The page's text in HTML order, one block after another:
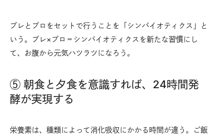
プレとプロをセットで行うことを「シンバイオティクス」と
いう。プレ×プロ＝シンバイオティクスを新たな習慣にし
て、お腹から元気ハツラツになろう。
⑤ 朝食と夕食を意識すれば、 24時間発
酵が実現する
栄養素は、種類によって消化吸収にかかる時間が違う。ご飯